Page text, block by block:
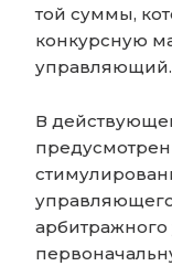
той суммы,
конкурсную
управляющий.
В